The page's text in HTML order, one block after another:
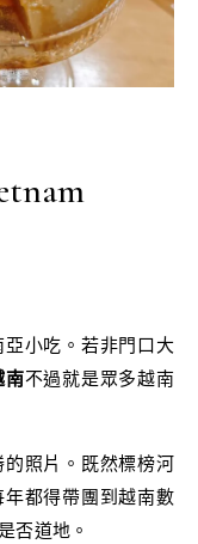
小吃。若非門口大
南不過就是眾多越南
照片。既然標榜河
都得帶團到越南數
否道地。